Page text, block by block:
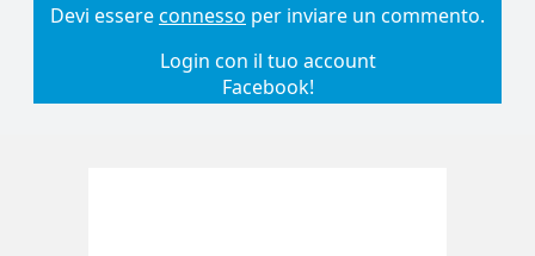
Devi essereconnesso per inviare un commento.
Login con il tuo account
Facebook!